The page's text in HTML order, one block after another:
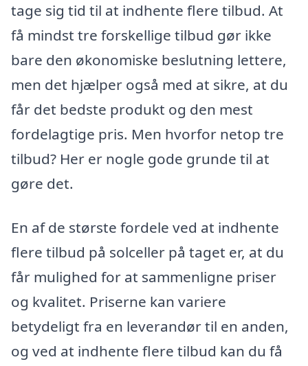
tage sig tid til at indhente flere tilbud. At
få mindst tre forskellige tilbud gør ikke
bare den økonomiske beslutning lettere,
men det hjælper også med at sikre, at du
får det bedste produkt og den mest
fordelagtige pris. Men hvorfor netop tre
tilbud? Her er nogle gode grunde til at
gøre det.
En af de største fordele ved at indhente
flere tilbud på solceller på taget er, at du
får mulighed for at sammenligne priser
og kvalitet. Priserne kan variere
betydeligt fra en leverandør til en anden,
og ved at indhente flere tilbud kan du få